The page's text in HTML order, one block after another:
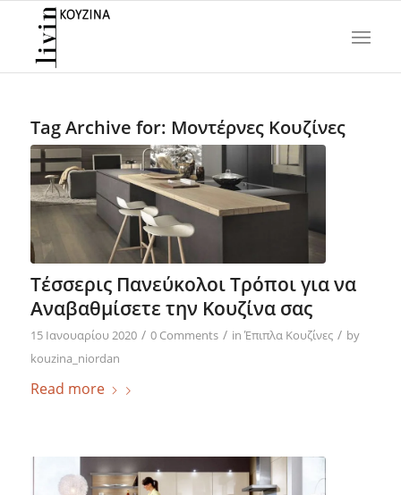
Tag Archive for: Μοντέρνες Κουζίνες
Τέσσερις Πανεύκολοι Τρόποι για να
Αναβαθμίσετε την Κουζίνα σας
15 Ιανουαρίου 2020 / 0 Comments / in Έπιπλα Κουζίνες / by
kouzina_niordan
Read more